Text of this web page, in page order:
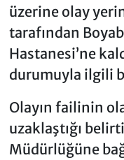
üzerine olay
tarafından
Hastanesi’ne
durumuyla ilgili
Olayın failinin
uzaklaştığı
Müdürlüğüne